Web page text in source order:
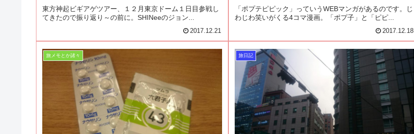
東方神起ビギアゲツアー、１２月東京ドーム１日目参戦し
てきたので振り返り～の前に。SHINeeのジョン...
2017.12.21
「ポプテピピック」っていうWEBマンガがあるのです。じ
わじわ笑いがくる4コマ漫画。「ポプ子」と「ピピ...
2017.12.18
旅メモとか諸々 旅日記